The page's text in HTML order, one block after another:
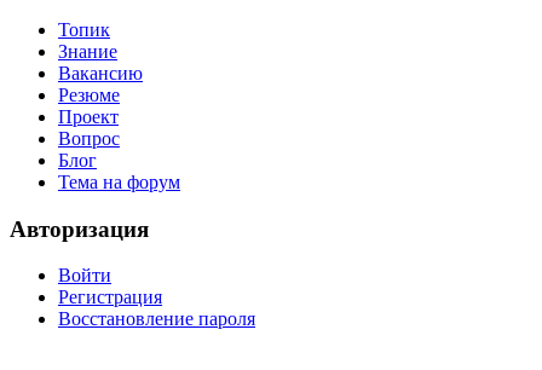
Топик
Знание
Вакансию
Резюме
Проект
Вопрос
Блог
Тема на форум
Авторизация
Войти
Регистрация
Восстановление пароля